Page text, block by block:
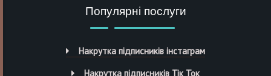
Популярні послуги
Накрутка підписників інстаграм
Накрутка підписників Тік Ток